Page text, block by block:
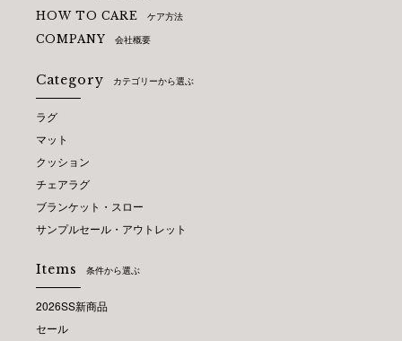
HOW TO CARE ケア方法
COMPANY 会社概要
Category カテゴリーから選ぶ
ラグ
マット
クッション
チェアラグ
ブランケット・スロー
サンプルセール・アウトレット
Items 条件から選ぶ
2026SS新商品
セール